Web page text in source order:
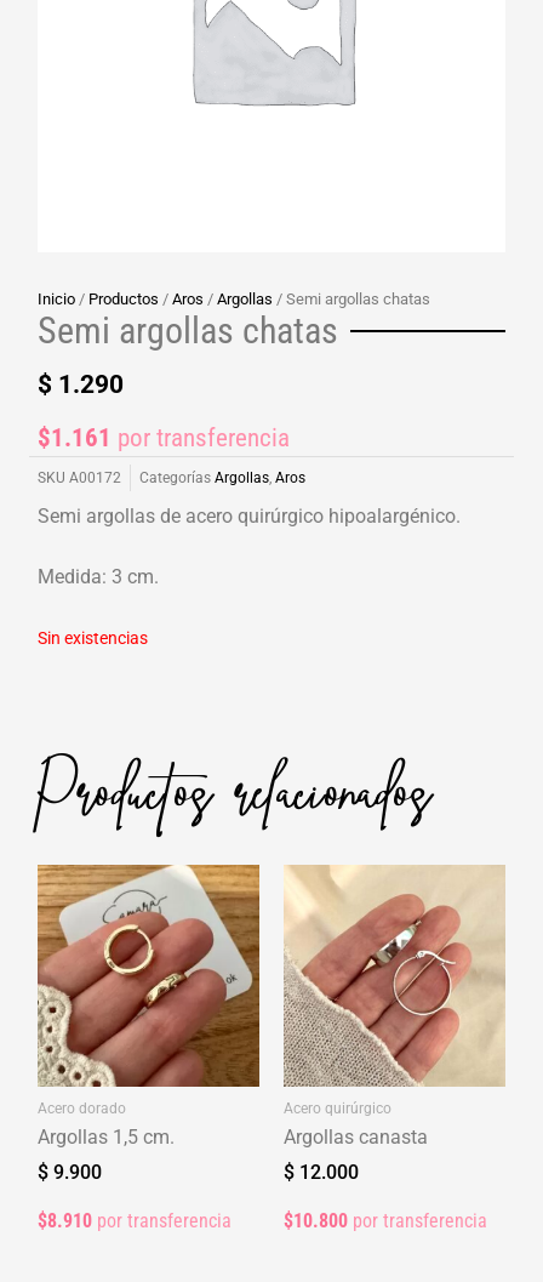
Inicio / Productos /Aros /Argollas / Semi argollas chatas
Semi argollas chatas
$ 1.290
$1.161 por transferencia
SKUA00172 Categorías Argollas,Aros
Semi argollas de acero quirúrgico hipoalargénico.
Medida: 3 cm.
Sin existencias
Productos relacionados
Acero dorado
Argollas 1,5 cm.
$ 9.900
$8.910 por transferencia
Acero quirúrgico
Argollas canasta
$ 12.000
$10.800 por transferencia